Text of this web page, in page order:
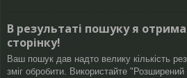
В результаті пошуку я
сторінку!
Ваш пошук дав надто велику кількість
зміг обробити. Використайте